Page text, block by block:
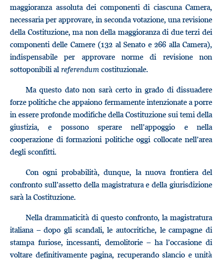
maggioranza assoluta dei componenti di ciascuna Camera,
necessaria per approvare, in seconda votazione, una revisione
della Costituzione, ma non della maggioranza di due terzi dei
componenti delle Camere (132 al Senato e 266 alla Camera),
indispensabile per approvare norme di revisione non
sottoponibili alreferendum costituzionale.
Ma questo dato non sarà certo in grado di dissuadere
forze politiche che appaiono fermamente intenzionate a porre
in essere profonde modifiche della Costituzione sui temi della
giustizia, e possono sperare nell’appoggio e nella
cooperazione di formazioni politiche oggi collocate nell’area
degli sconfitti.
Con ogni probabilità, dunque, la nuova frontiera del
confronto sull’assetto della magistratura e della giurisdizione
sarà la Costituzione.
Nella drammaticità di questo confronto, la magistratura
italiana – dopo gli scandali, le autocritiche, le campagne di
stampa furiose, incessanti, demolitorie – ha l’occasione di
voltare definitivamente pagina, recuperando slancio e unità